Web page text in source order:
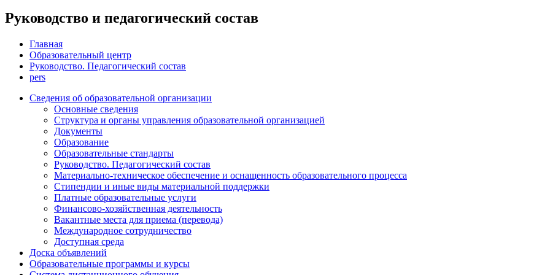
Руководство и педагогический состав
Главная
Образовательный центр
Руководство. Педагогический состав
pers
Сведения об образовательной организации
Основные сведения
Структура и органы управления образовательной организацией
Документы
Образование
Образовательные стандарты
Руководство. Педагогический состав
Материально-техническое обеспечение и оснащенность образовательного процесса
Стипендии и иные виды материальной поддержки
Платные образовательные услуги
Финансово-хозяйственная деятельность
Вакантные места для приема (перевода)
Международное сотрудничество
Доступная среда
Доска объявлений
Образовательные программы и курсы